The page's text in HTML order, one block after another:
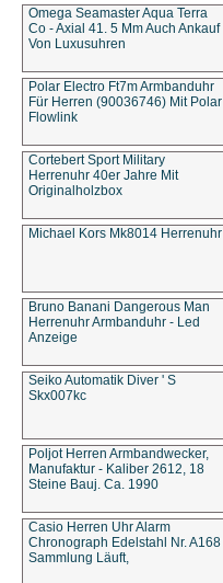
Omega Seamaster Aqua Terra
Co - Axial 41. 5 Mm Auch Ankauf
Von Luxusuhren
Polar Electro Ft7m Armbanduhr
Für Herren (90036746) Mit Polar
Flowlink
Cortebert Sport Military
Herrenuhr 40er Jahre Mit
Originalholzbox
Michael Kors Mk8014 Herrenuhr
Bruno Banani Dangerous Man
Herrenuhr Armbanduhr - Led
Anzeige
Seiko Automatik Diver ' S
Skx007kc
Poljot Herren Armbandwecker,
Manufaktur - Kaliber 2612, 18
Steine Bauj. Ca. 1990
Casio Herren Uhr Alarm
Chronograph Edelstahl Nr. A168
Sammlung Läuft,